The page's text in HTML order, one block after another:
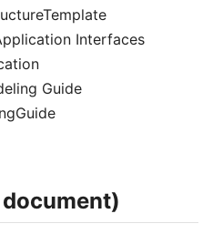
Interfaces
Guide
document)